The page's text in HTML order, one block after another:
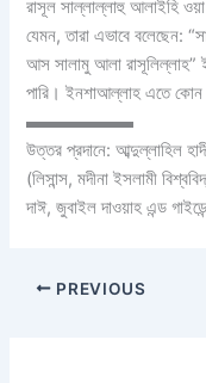
রাসূল সাল্লাল্লাহু আলাইহি
যেমন, তারা এভাবে বলেছেন:
আস সালামু আলা রাসূলিল্লাহ”
পারি। ইনশাআল্লাহ এতে কোন
▬▬▬▬▬▬
উত্তর প্রদানে: আব্দুল্লাহিল
(লিসান্স, মদীনা ইসলামী
দাঈ, জুবাইল দাওয়াহ এন্ড
PREVIOUS